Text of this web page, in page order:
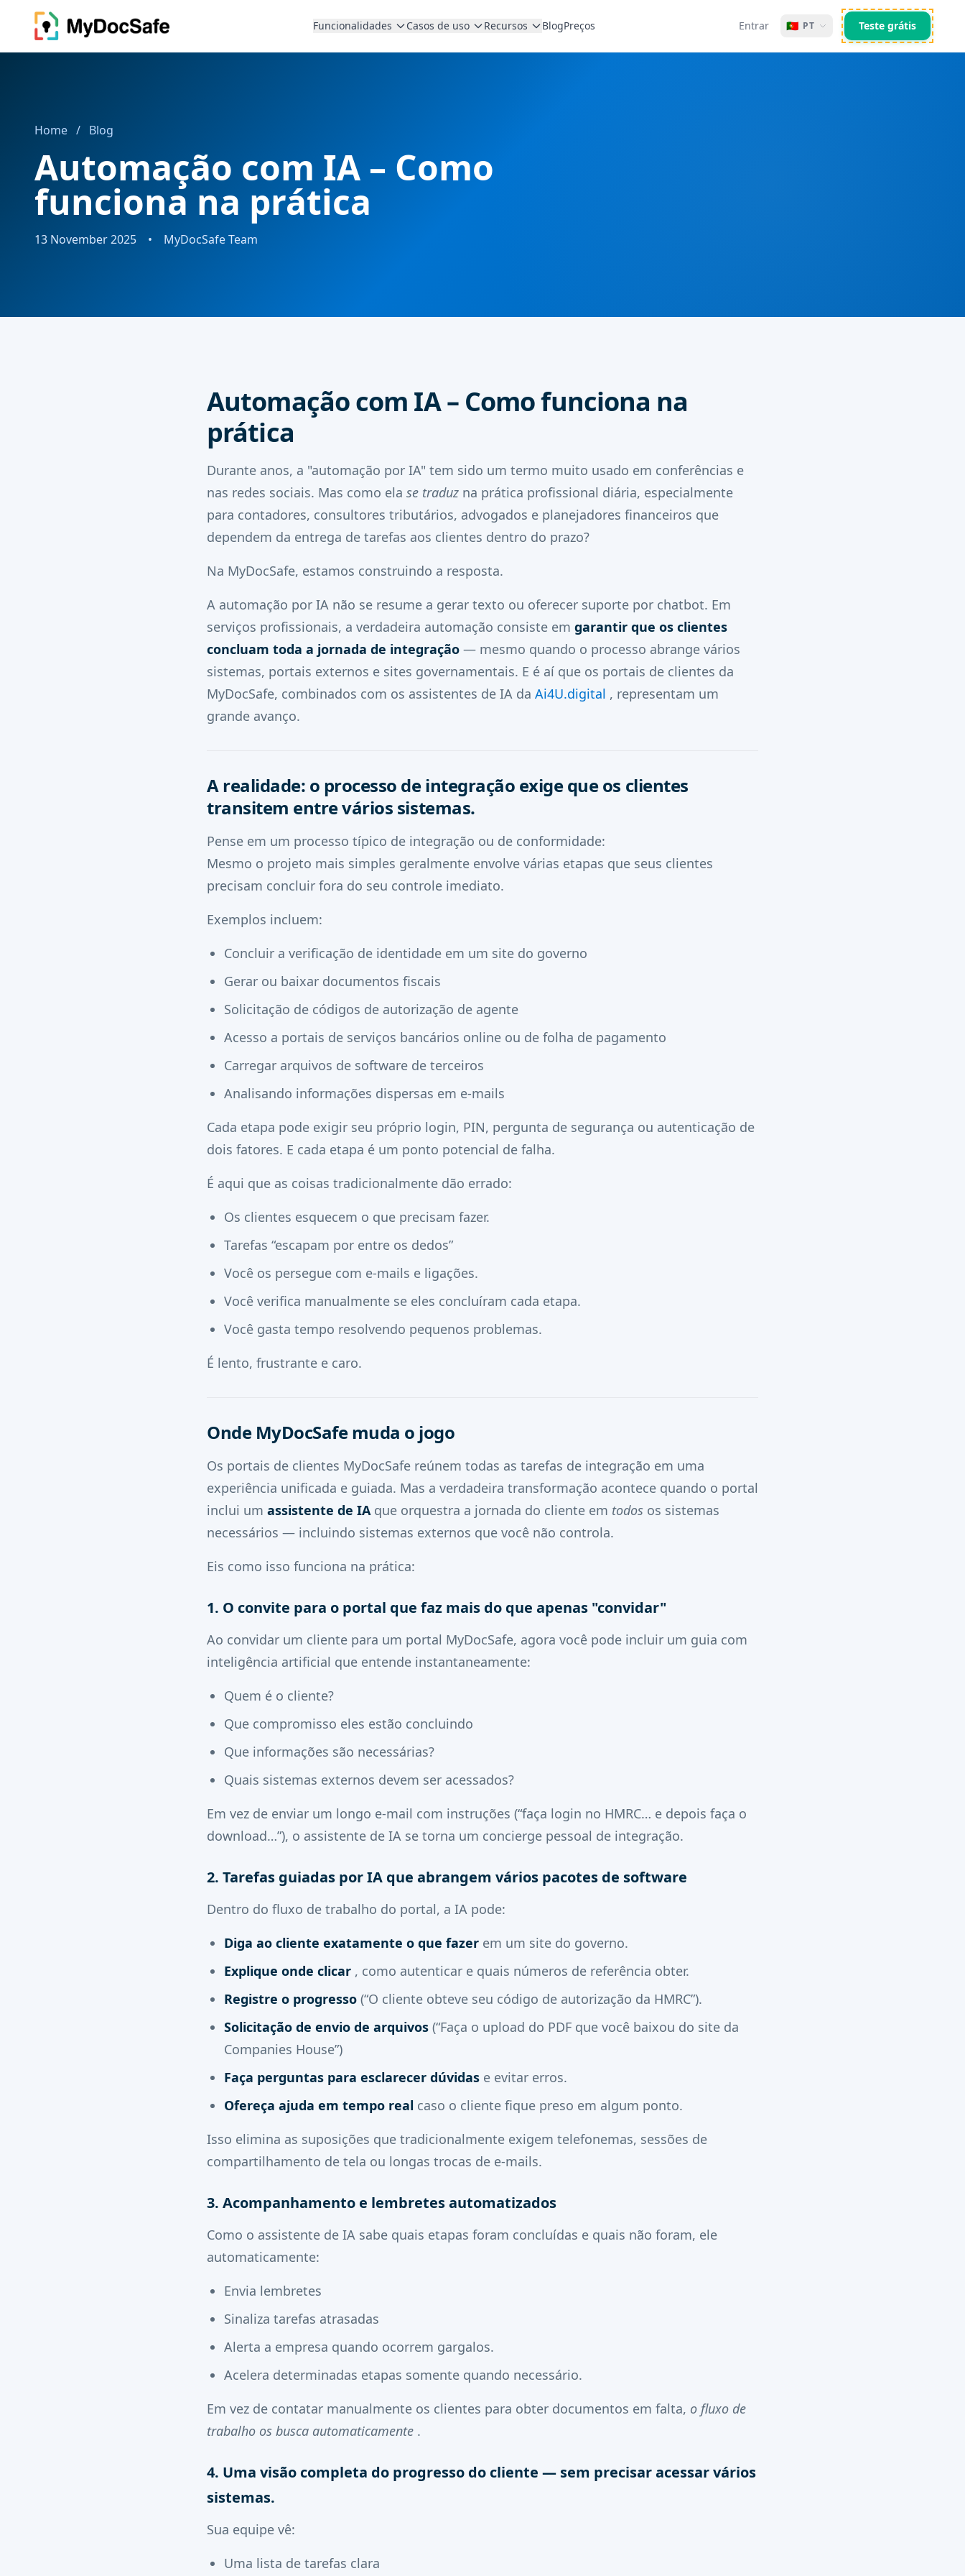
Funcionalidades Casos de uso Recursos BlogPreços Entrar 🇵🇹 PT Teste grátis
Home / Blog
Automação com IA – Como
funciona na prática
13 November 2025 • MyDocSafe Team
Automação com IA – Como funciona na
prática
Durante anos, a "automação por IA" tem sido um termo muito usado em conferências e
nas redes sociais. Mas como ela se traduz na prática profissional diária, especialmente
para contadores, consultores tributários, advogados e planejadores financeiros que
dependem da entrega de tarefas aos clientes dentro do prazo?
Na MyDocSafe, estamos construindo a resposta.
A automação por IA não se resume a gerar texto ou oferecer suporte por chatbot. Em
serviços profissionais, a verdadeira automação consiste em garantir que os clientes
concluam toda a jornada de integração — mesmo quando o processo abrange vários
sistemas, portais externos e sites governamentais. E é aí que os portais de clientes da
MyDocSafe, combinados com os assistentes de IA da Ai4U.digital , representam um
grande avanço.
A realidade: o processo de integração exige que os clientes
transitem entre vários sistemas.
Pense em um processo típico de integração ou de conformidade:
Mesmo o projeto mais simples geralmente envolve várias etapas que seus clientes
precisam concluir fora do seu controle imediato.
Exemplos incluem:
Concluir a verificação de identidade em um site do governo
Gerar ou baixar documentos fiscais
Solicitação de códigos de autorização de agente
Acesso a portais de serviços bancários online ou de folha de pagamento
Carregar arquivos de software de terceiros
Analisando informações dispersas em e-mails
Cada etapa pode exigir seu próprio login, PIN, pergunta de segurança ou autenticação de
dois fatores. E cada etapa é um ponto potencial de falha.
É aqui que as coisas tradicionalmente dão errado:
Os clientes esquecem o que precisam fazer.
Tarefas “escapam por entre os dedos”
Você os persegue com e-mails e ligações.
Você verifica manualmente se eles concluíram cada etapa.
Você gasta tempo resolvendo pequenos problemas.
É lento, frustrante e caro.
Onde MyDocSafe muda o jogo
Os portais de clientes MyDocSafe reúnem todas as tarefas de integração em uma
experiência unificada e guiada. Mas a verdadeira transformação acontece quando o portal
inclui um assistente de IAque orquestra a jornada do cliente em todos os sistemas
necessários — incluindo sistemas externos que você não controla.
Eis como isso funciona na prática:
1. O convite para o portal que faz mais do que apenas "convidar"
Ao convidar um cliente para um portal MyDocSafe, agora você pode incluir um guia com
inteligência artificial que entende instantaneamente:
Quem é o cliente?
Que compromisso eles estão concluindo
Que informações são necessárias?
Quais sistemas externos devem ser acessados?
Em vez de enviar um longo e-mail com instruções (“faça login no HMRC… e depois faça o
download…”), o assistente de IA se torna um concierge pessoal de integração.
2. Tarefas guiadas por IA que abrangem vários pacotes de software
Dentro do fluxo de trabalho do portal, a IA pode:
Diga ao cliente exatamente o que fazer em um site do governo.
Explique onde clicar , como autenticar e quais números de referência obter.
Registre o progresso (“O cliente obteve seu código de autorização da HMRC”).
Solicitação de envio de arquivos (“Faça o upload do PDF que você baixou do site da
Companies House”)
Faça perguntas para esclarecer dúvidas e evitar erros.
Ofereça ajuda em tempo real caso o cliente fique preso em algum ponto.
Isso elimina as suposições que tradicionalmente exigem telefonemas, sessões de
compartilhamento de tela ou longas trocas de e-mails.
3. Acompanhamento e lembretes automatizados
Como o assistente de IA sabe quais etapas foram concluídas e quais não foram, ele
automaticamente:
Envia lembretes
Sinaliza tarefas atrasadas
Alerta a empresa quando ocorrem gargalos.
Acelera determinadas etapas somente quando necessário.
Em vez de contatar manualmente os clientes para obter documentos em falta, o fluxo de
trabalho os busca automaticamente .
4. Uma visão completa do progresso do cliente — sem precisar acessar vários
sistemas.
Sua equipe vê:
Uma lista de tarefas clara